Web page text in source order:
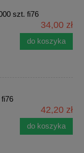
szt. fi76
34,00 zł
do koszyka
42,20 zł
do koszyka